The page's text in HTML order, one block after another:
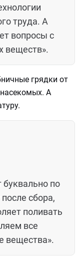
труда. А
вопросы с
веществ».
грядки от
А
буквально по
сбора,
поливать
все
вещества».